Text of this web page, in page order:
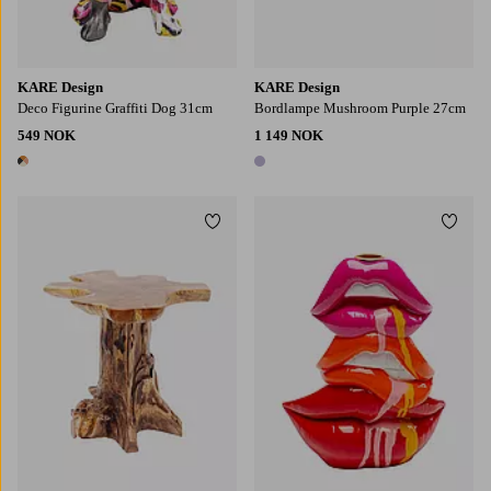
KARE Design
Deco Figurine Graffiti Dog 31cm
549 NOK
1 farge
KARE Design
Bordlampe Mushroom Purple 27cm
1 149 NOK
1 farge
Legg til favoritter